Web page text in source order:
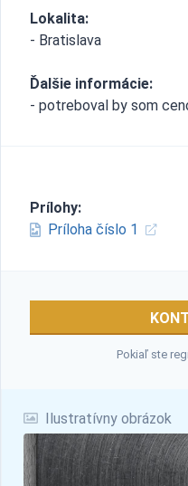
Ilustratívny obrázok
Lokalita:
- Bratislava
Ďalšie informácie:
- potreboval by som
Prílohy:
Príloha číslo 1
Pokiaľ ste